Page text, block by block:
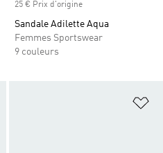
25 € Prix d'origine
Sandale Adilette Aqua
Femmes Sportswear
9 couleurs
Ajouter à la Liste de produits